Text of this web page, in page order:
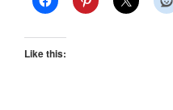
Like this: